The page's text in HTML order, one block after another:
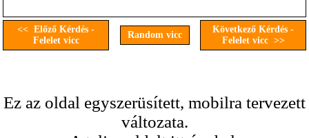
<< Előző Kérdés -
Felelet vicc
Random vicc
Következő Kérdés -
Felelet vicc >>
Ez az oldal egyszerüsített, mobilra tervezett
változata.